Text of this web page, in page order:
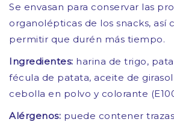
Se envasan para conservar las
organolépticas de los snacks, así
permitir que durén más tiempo.
Ingredientes: harina de trigo,
fécula de patata, aceite de
cebolla en polvo y colorante
Alérgenos: puede contener